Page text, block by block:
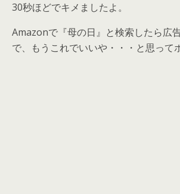
30秒ほどでキメましたよ。
Amazonで『母の日』と検索したら広
で、もうこれでいいや・・・と思って